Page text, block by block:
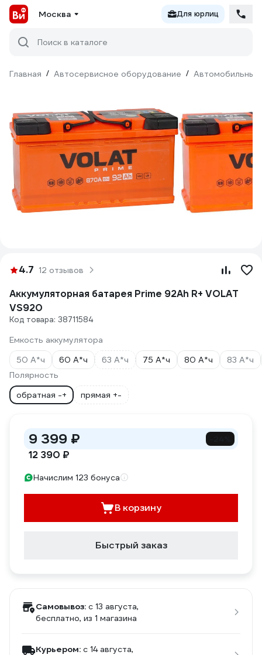
Москва Для юрлиц
Поиск в каталоге
Главная / Автосервисное оборудование / Автомобильные
4.7 12 отзывов
Аккумуляторная батарея Prime 92Ah R+ VOLAT
VS920
Код товара: 38711584
Емкость аккумулятора
50 А*ч
60 А*ч 63 А*ч 75 А*ч 80 А*ч
83 А*ч
Полярность
обратная -+
прямая +-
9 399 ₽
12 390 ₽
Начислим 123 бонуса
В корзину
Быстрый заказ
Самовывоз: c 13 августа,
бесплатно, из 1 магазина
Курьером: c 14 августа,